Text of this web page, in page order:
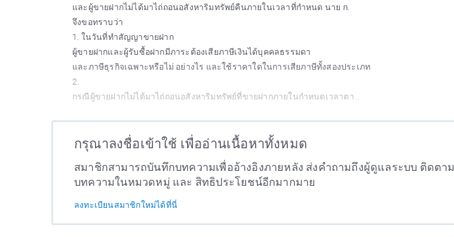
และผู้ขายฝากไม่ได้มาไถ่ถอนอสังหาริมทรัพย์คืนภายในเวลาที่กำหนด นาย ก.
จึงขอทราบว่า
1. ในวันที่ทำสัญญาขายฝาก
ผู้ขายฝากและผู้รับซื้อฝากมีภาระต้องเสียภาษีเงินได้บุคคลธรรมดา
และภาษีธุรกิจเฉพาะหรือไม่ อย่างไร และใช้ราคาใดในการเสียภาษีทั้งสองประเภท
2.
กรณีผู้ขายฝากไม่ได้มาไถ่ถอนอสังหาริมทรัพย์ที่ขายฝากภายในกำหนดเวลาตา...
กรุณาลงชื่อเข้าใช้ เพื่ออ่านเนื้อหาทั้งหมด
สมาชิกสามารถบันทึกบทความเพื่ออ้างอิงภายหลัง ส่งคำถามถึงผู้ดูแลระบบ ติดตาม
บทความในหมวดหมู่ และ สิทธิประโยชน์อีกมากมาย
ลงทะเบียนสมาชิกใหม่ได้ที่นี่